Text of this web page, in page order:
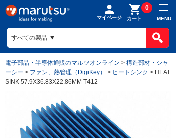
マイページ カート
0
MENU
電子部品・半導体通販のマルツオンライン > 構造部材・シャ
ーシー > ファン、熱管理（DigiKey） > ヒートシンク > HEAT
SINK 57.9X36.83X22.86MM T412